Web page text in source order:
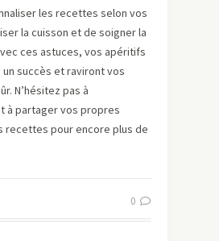
les recettes selon vos
la cuisson et de soigner la
ces astuces, vos apéritifs
succès et raviront vos
N’hésitez pas à
à partager vos propres
recettes pour encore plus de
0